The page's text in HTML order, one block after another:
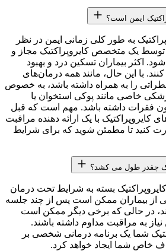
به طور کلی زمانی ایمن در نظر
یک متخصص کایروپراکتیک مجاز و
اکثر بیماران تسکین درد و بهبود
با این حال، مانند همه درمان‌های
را به همراه داشته باشد، به خصوص
خاصی مانند پوکی استخوان یا
فقرات داشته باشد. مهم است که قبل
کایروپراکتیک با یک ارائه دهنده مراقبت
کنید تا مطمئن شوید که برای شرایط
بسته به شرایط تحت درمان
از بیماران ممکن است پس از چند جلسه
در حالی که برخی دیگر ممکن است
به مراقبت مداوم داشته باشند.
شما یک برنامه درمانی شخصی بر
خاص شما ایجاد خواهد کرد.